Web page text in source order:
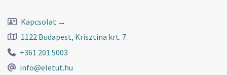
Kapcsolat →
1122 Budapest, Krisztina krt. 7.
+361 201 5003
info@eletut.hu